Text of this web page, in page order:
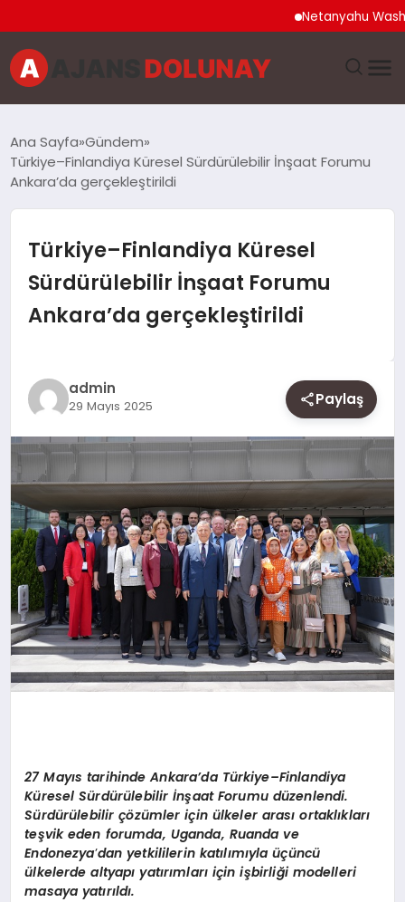
Netanyahu Washington
EĞITIM
GÜNCEL
SAĞLIK
SIYASET
SPOR
YAŞAM
Ana Sayfa Gündem
Türkiye–Finlandiya Küresel Sürdürülebilir İnşaat Forumu
Ankara’da gerçekleştirildi
Türkiye–Finlandiya Küresel
Sürdürülebilir İnşaat Forumu
Ankara’da gerçekleştirildi
admin
29 Mayıs 2025 Paylaş
27 Mayıs tarihinde Ankara’da Türkiye–Finlandiya
Küresel Sürdürülebilir İnşaat Forumu düzenlendi.
Sürdürülebilir çözümler için ülkeler arası ortaklıkları
teşvik eden forumda, Uganda, Ruanda ve
Endonezya’dan yetkililerin katılımıyla üçüncü
ülkelerde altyapı yatırımları için işbirliği modelleri
masaya yatırıldı.